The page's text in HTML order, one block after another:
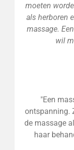
moeten
als herboren
massage.
wil
"Een
ontspanning.
de massage
haar